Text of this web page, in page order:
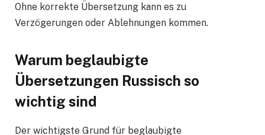
Ohne korrekte Übersetzung kann es zu
Verzögerungen oder Ablehnungen kommen.
Warum beglaubigte
Übersetzungen Russisch so
wichtig sind
Der wichtigste Grund für beglaubigte